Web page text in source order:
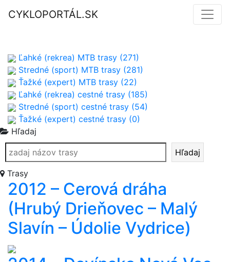
CYKLOPORTÁL.SK
Ľahké (rekrea) MTB trasy (271)
Stredné (sport) MTB trasy (281)
Ťažké (expert) MTB trasy (22)
Ľahké (rekrea) cestné trasy (185)
Stredné (sport) cestné trasy (54)
Ťažké (expert) cestné trasy (0)
Hľadaj
Hľadaj
Trasy
2012 – Cerová dráha
(Hrubý Drieňovec – Malý
Slavín – Údolie Vydrice)